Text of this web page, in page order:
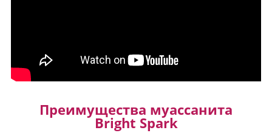
Преимущества муассанита
Bright Spark